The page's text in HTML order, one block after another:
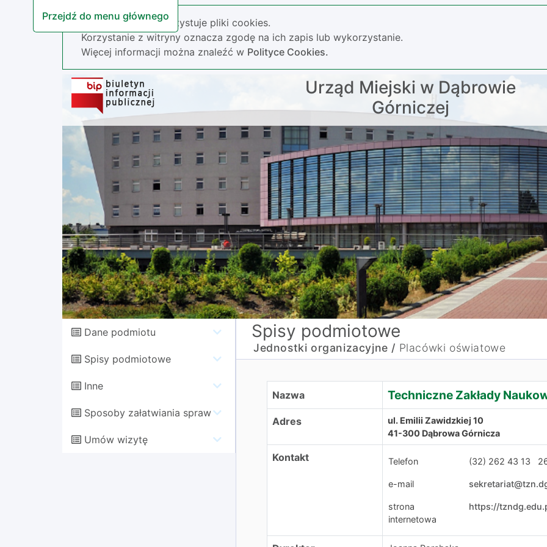
Przejdź do menu głównego
Nasza strona wykorzystuje pliki cookies.
Korzystanie z witryny oznacza zgodę na ich zapis lub wykorzystanie.
Więcej informacji można znaleźć w Polityce Cookies.
Urząd Miejski w Dąbrowie
Górniczej
Dane podmiotu
Spisy podmiotowe
Inne
Sposoby załatwiania spraw
Umów wizytę
Spisy podmiotowe
Jednostki organizacyjne / Placówki oświatowe
Techniczne Zakłady Naukowe
Nazwa Techniczne Zakłady
Adres
ul. Emilii Zawidzkiej 10
41-300 Dąbrowa Górnicza
Kontakt Telefon (32) 262 43 13
e-mail
strona
internetowa
https://